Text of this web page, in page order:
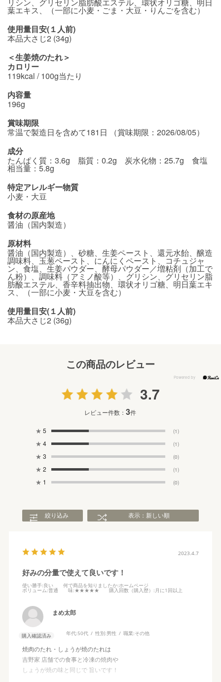
葉エキス、（一部に小麦・ごま・大豆・りんごを含む）
使用量目安(１人前)
本品大さじ2 (34g)
＜生姜焼のたれ＞
カロリー
119kcal / 100g当たり
内容量
196g
賞味期限
常温で製造日を含めて181日 （賞味期限：2026/08/05）
成分
たんぱく質：3.6g 脂質：0.2g 炭水化物：25.7g 食塩
相当量：5.8g
特定アレルギー物質
小麦・大豆
食材の原産地
醤油（国内製造）
原材料
醤油（国内製造）、砂糖、生姜ペースト、還元水飴、醸造
調味料、玉葱ペースト、にんにくペースト、コチュジャ
ン、食塩、生姜パウダー、酵母パウダー／増粘剤（加工で
ん粉）、調味料（アミノ酸等）、グリシン、グリセリン脂
肪酸エステル、香辛料抽出物、環状オリゴ糖、明日葉エキ
ス、（一部に小麦・大豆を含む）
使用量目安(１人前)
本品大さじ2 (36g)
この商品のレビュー
3.7
レビュー件数：3件
★ 5 (1)
★ 4 (1)
★ 3 (0)
★ 2 (1)
★ 1 (0)
絞り込み 表示：新しい順
2023.4.7
好みの分量で使えて良いです！
使い勝手:良い 何で商品を知りましたか:ホームページ
ボリューム:普通 味:★★★★★ 購入回数（購入歴） :月に1回以上
まめ太郎
購入確認済み 年代:50代 性別:男性 職業:その他
焼肉のたれ・しょうが焼のたれは
吉野家 店舗での食事と冷凍の焼肉や
しょうが焼の味と同じで 旨いです！